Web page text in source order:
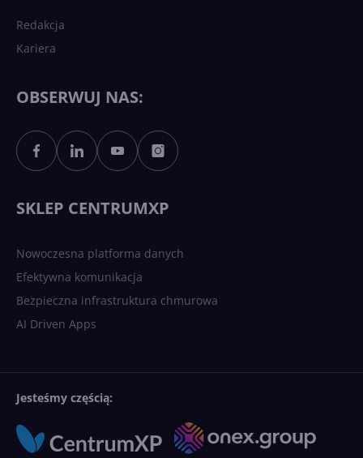
Sztuczna inteligencja po
polsku. Dość barier
Redakcja
Kariera
OBSERWUJ NAS:
SKLEP CENTRUMXP
Nowoczesna platforma danych
Efektywna komunikacja
Bezpieczna infrastruktura chmurowa
AI Driven Apps
Jesteśmy częścią: